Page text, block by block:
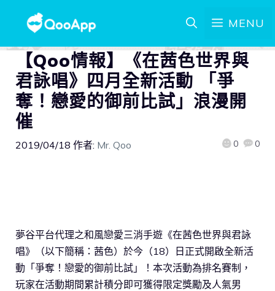
MENU
【Qoo情報】《在茜色世界與
君詠唱》四月全新活動 「爭
奪！戀愛的御前比試」浪漫開
催
2019/04/18 作者: Mr. Qoo 0 0
夢谷平台代理之和風戀愛三消手遊《在茜色世界與君詠
唱》（以下簡稱：茜色）於今（18）日正式開啟全新活
動「爭奪！戀愛的御前比試」！本次活動為排名賽制，
玩家在活動期間累計積分即可獲得限定獎勵及人氣男